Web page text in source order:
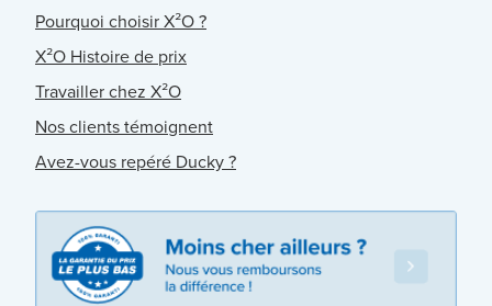
Pourquoi choisir X²O ?
X²O Histoire de prix
Travailler chez X²O
Nos clients témoignent
Avez-vous repéré Ducky ?